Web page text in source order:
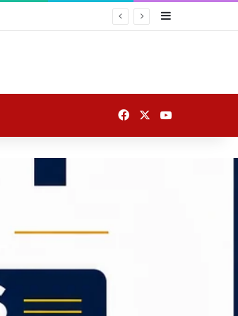
Sidebar
FacebookYouTube